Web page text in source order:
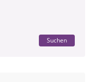
Suchen